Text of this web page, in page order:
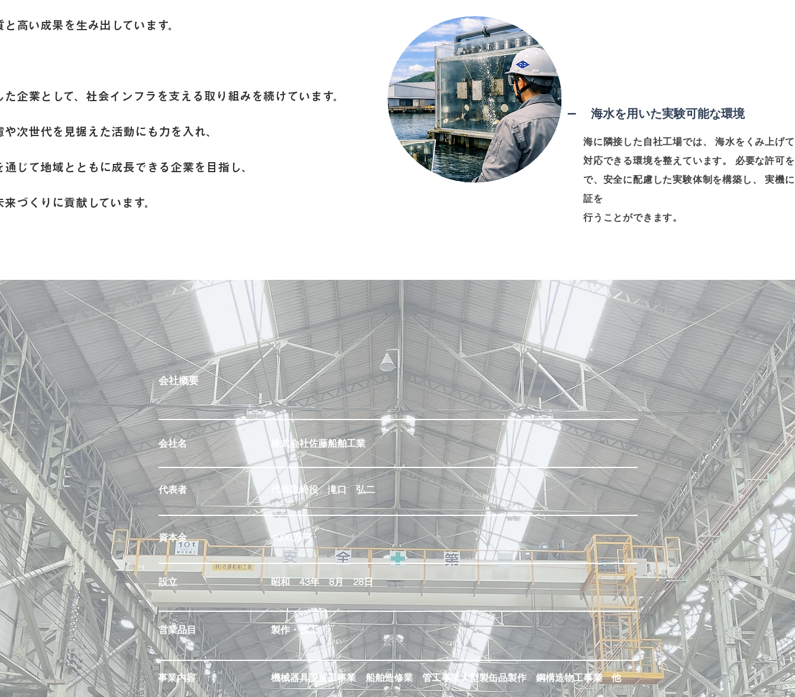
と 高い成果を生み出しています。
企業として、社会インフラを支える取り組みを続けています。
次世代を見据えた活動にも力を入れ、
通じて地域とともに成長できる企業を目指し、
づくりに貢献しています。
​ — 海水を用いた実験可能な環境
海に隣接した自社工場では、 海水をくみ上げ
対応できる環境を整えています。 必要な許可
で、安全に配慮した実験体制を構築し、 実機
証を
行うことができます。
会社概要
会社名 ​株式会社佐藤船舶工業
​代表者 ​代表取締役 滝口 弘二
​資本金 ​4000万円
​設立 ​昭和 43年 8月 28日
​営業品目 ​製作・施工
​事業内容 ​機械器具設置工事業 船舶造修業 管工事業大型製缶品製作 鋼構造物工事業 他